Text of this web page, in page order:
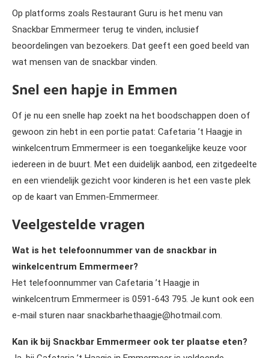
Op platforms zoals Restaurant Guru is het menu van
Snackbar Emmermeer terug te vinden, inclusief
beoordelingen van bezoekers. Dat geeft een goed beeld van
wat mensen van de snackbar vinden.
Snel een hapje in Emmen
Of je nu een snelle hap zoekt na het boodschappen doen of
gewoon zin hebt in een portie patat: Cafetaria ’t Haagje in
winkelcentrum Emmermeer is een toegankelijke keuze voor
iedereen in de buurt. Met een duidelijk aanbod, een zitgedeelte
en een vriendelijk gezicht voor kinderen is het een vaste plek
op de kaart van Emmen-Emmermeer.
Veelgestelde vragen
Wat is het telefoonnummer van de snackbar in
winkelcentrum Emmermeer?
Het telefoonnummer van Cafetaria ’t Haagje in
winkelcentrum Emmermeer is 0591-643 795. Je kunt ook een
e-mail sturen naar snackbarhethaagje@hotmail.com.
Kan ik bij Snackbar Emmermeer ook ter plaatse eten?